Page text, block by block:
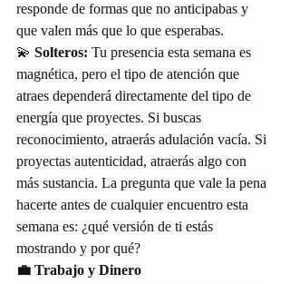
responde de formas que no anticipabas y
que valen más que lo que esperabas.
💫 Solteros: Tu presencia esta semana es
magnética, pero el tipo de atención que
atraes dependerá directamente del tipo de
energía que proyectes. Si buscas
reconocimiento, atraerás adulación vacía. Si
proyectas autenticidad, atraerás algo con
más sustancia. La pregunta que vale la pena
hacerte antes de cualquier encuentro esta
semana es: ¿qué versión de ti estás
mostrando y por qué?
💼 Trabajo y Dinero